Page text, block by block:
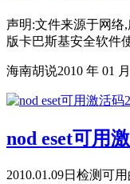
声明:文件来源于网络
版卡巴斯基安全软件
海南胡说2010 年 01
nod eset可用
2010.01.09日检测可